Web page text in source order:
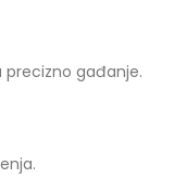
gađanje.